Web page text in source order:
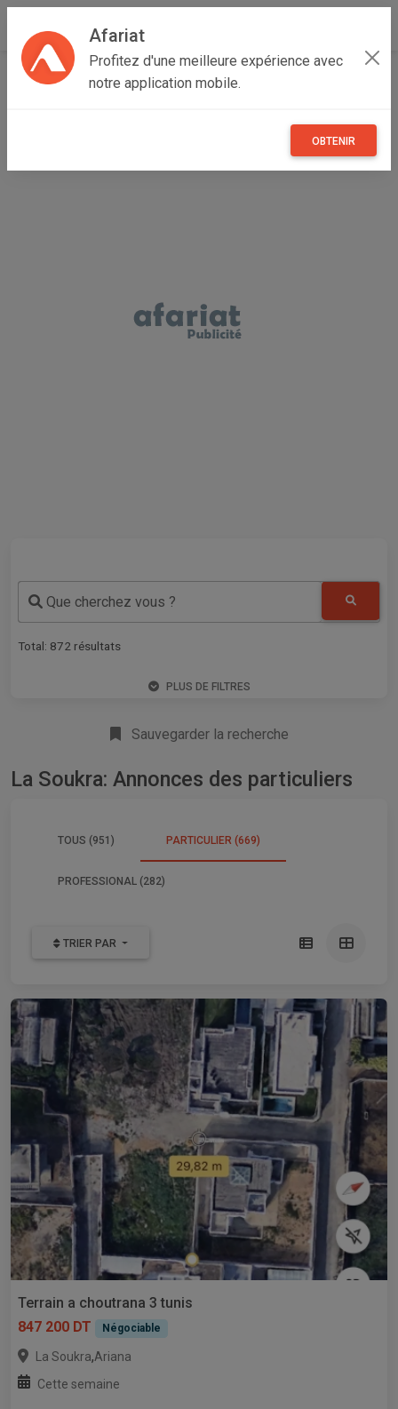
Afariat
Profitez d'une meilleure expérience avec
notre application mobile.
OBTENIR
Accueil Recherche Particulier
Que cherchez vous ?
Total: 872 résultats
PLUS DE FILTRES
Sauvegarder la recherche
La Soukra: Annonces des particuliers
TOUS (951) PARTICULIER (669)
PROFESSIONAL (282)
TRIER PAR
Terrain a choutrana 3 tunis
847 200 DT
Négociable
La Soukra,Ariana
Cette semaine